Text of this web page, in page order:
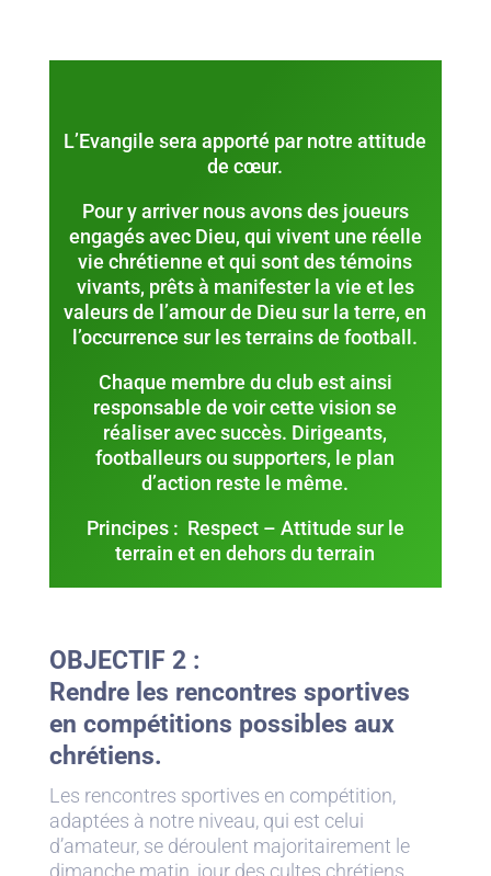
L’Evangile sera apporté par notre attitude
de cœur.
Pour y arriver nous avons des joueurs
engagés avec Dieu, qui vivent une réelle
vie chrétienne et qui sont des témoins
vivants, prêts à manifester la vie et les
valeurs de l’amour de Dieu sur la terre, en
l’occurrence sur les terrains de football.
Chaque membre du club est ainsi
responsable de voir cette vision se
réaliser avec succès. Dirigeants,
footballeurs ou supporters, le plan
d’action reste le même.
Principes : Respect – Attitude sur le
terrain et en dehors du terrain
OBJECTIF 2 :
Rendre les rencontres sportives
en compétitions possibles aux
chrétiens.
Les rencontres sportives en compétition,
adaptées à notre niveau, qui est celui
d’amateur, se déroulent majoritairement le
dimanche matin, jour des cultes chrétiens.